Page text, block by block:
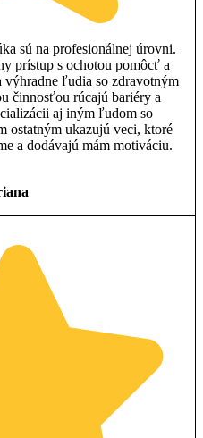
sú na profesionálnej úrovni.
prístup s ochotou pomôcť a
ľudia so zdravotným
činnosťou rúcajú bariéry a
aj iným ľudom so
ostatným ukazujú veci, ktoré
a dodávajú mám motiváciu.